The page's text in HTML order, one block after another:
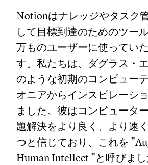
Notionはナレッジやタスク
して目標到達のためのツー
万ものユーザーに使ってい
す。私たちは、ダグラス・
のような初期のコンピュー
オニアからインスピレーシ
ました。彼はコンピュータ
題解決をより良く、より速
つと信じており、これを
Human Intellect "と呼びま